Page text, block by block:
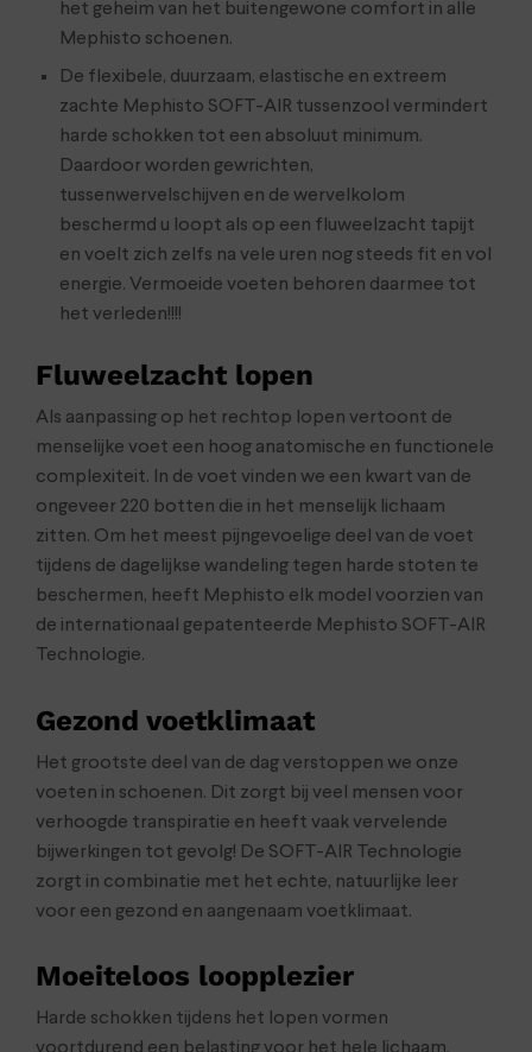
het geheim van het buitengewone comfort in alle
Mephisto schoenen.
De flexibele, duurzaam, elastische en extreem
zachte Mephisto SOFT-AIR tussenzool vermindert
harde schokken tot een absoluut minimum.
Daardoor worden gewrichten,
tussenwervelschijven en de wervelkolom
beschermd u loopt als op een fluweelzacht tapijt
en voelt zich zelfs na vele uren nog steeds fit en vol
energie. Vermoeide voeten behoren daarmee tot
het verleden!!!!
Fluweelzacht lopen
Als aanpassing op het rechtop lopen vertoont de
menselijke voet een hoog anatomische en functionele
complexiteit. In de voet vinden we een kwart van de
ongeveer 220 botten die in het menselijk lichaam
zitten. Om het meest pijngevoelige deel van de voet
tijdens de dagelijkse wandeling tegen harde stoten te
beschermen, heeft Mephisto elk model voorzien van
de internationaal gepatenteerde Mephisto SOFT-AIR
Technologie.
Gezond voetklimaat
Het grootste deel van de dag verstoppen we onze
voeten in schoenen. Dit zorgt bij veel mensen voor
verhoogde transpiratie en heeft vaak vervelende
bijwerkingen tot gevolg! De SOFT-AIR Technologie
zorgt in combinatie met het echte, natuurlijke leer
voor een gezond en aangenaam voetklimaat.
Moeiteloos loopplezier
Harde schokken tijdens het lopen vormen
voortdurend een belasting voor het hele lichaam.